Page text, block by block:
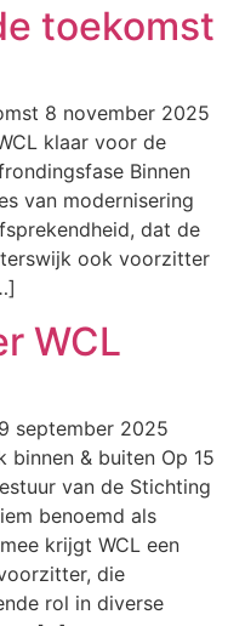
toekomst
8 november 2025
klaar voor de
Binnen
van modernisering
dat de
ook voorzitter
WCL
september 2025
& buiten Op 15
van de Stichting
benoemd als
krijgt WCL een
die
rol in diverse